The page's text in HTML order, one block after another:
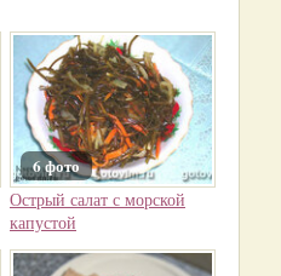
6 фото
Острый салат с морской
капустой